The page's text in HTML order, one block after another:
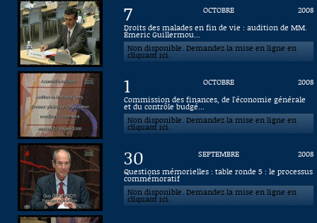
7 OCTOBRE
2008
Droits des malades en fin de vie : audition de MM.
Émeric Guillermou...
Non disponible. Demandez la mise en ligne en
cliquant ici.
1 OCTOBRE
2008
Commission des finances, de l'économie générale
et du contrôle budgé...
Non disponible. Demandez la mise en ligne en
cliquant ici.
30 SEPTEMBRE
2008
Questions mémorielles : table ronde 5 : le processus
commémoratif
Non disponible. Demandez la mise en ligne en
cliquant ici.